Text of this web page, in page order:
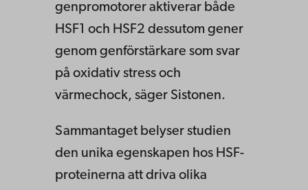
genpromotorer aktiverar både
HSF1 och HSF2 dessutom gener
genom genförstärkare som svar
på oxidativ stress och
värmechock, säger Sistonen.
Sammantaget belyser studien
den unika egenskapen hos HSF-
proteinerna att driva olika